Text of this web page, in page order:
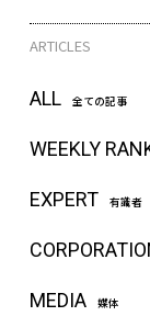
ARTICLES
ALL 全ての記事
WEEKLY
EXPERT 有識者
MEDIA 媒体